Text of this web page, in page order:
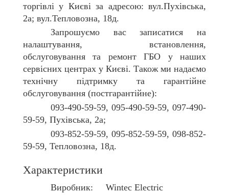
торгівлі у Києві за адресою: вул.Пухівська,
2а; вул.Тепловозна, 18д.
Запрошуємо вас записатися на
налаштування, встановлення,
обслуговування та ремонт ГБО у наших
сервісних центрах у Києві. Також ми надаємо
технічну підтримку та гарантійне
обслуговування (постгарантійне):
093-490-59-59, 095-490-59-59, 097-490-
59-59, Пухівська, 2а;
093-852-59-59, 095-852-59-59, 098-852-
59-59, Тепловозна, 18д.
Характеристики
Виробник: Wintec Electric